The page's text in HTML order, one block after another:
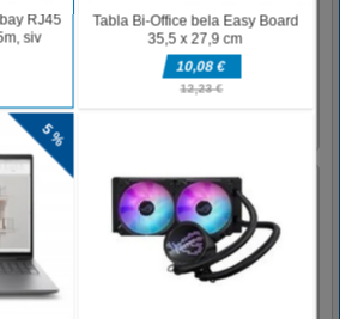
morate svoj 18 Wheeler Truck parkirati
nekaj zelo tesnih parkirnih mestih. Pravkar
prestali 90% licence za težka tovorna
Zdaj lahko za pridobitev celotne
obvladate umetnost parkiranja
[...]
papirja
Rešite se človeka pred utopitvijo v tej lepo
igri doodle! Očistite njegovo pot, da
lahko plaval nazaj na površje in ujel nekaj
Ali lahko zapletene uganke rešite le z
predmeti, ki jih imate na voljo?